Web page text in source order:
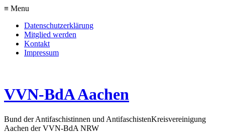
≡ Menu
Datenschutzerklärung
Mitglied werden
Kontakt
Impressum
VVN-BdA Aachen
Bund der Antifaschistinnen und AntifaschistenKreisvereinigung
Aachen der VVN-BdA NRW